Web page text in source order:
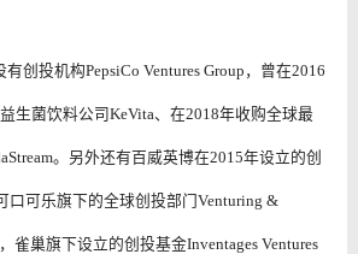
创投机构PepsiCo Ventures Group，曾在2016
生菌饮料公司KeVita、在2018年收购全球最
。另外还有百威英博在2015年设立的创
口可乐旗下的全球创投部门Venturing &
雀巢旗下设立的创投基金Inventages Ventures